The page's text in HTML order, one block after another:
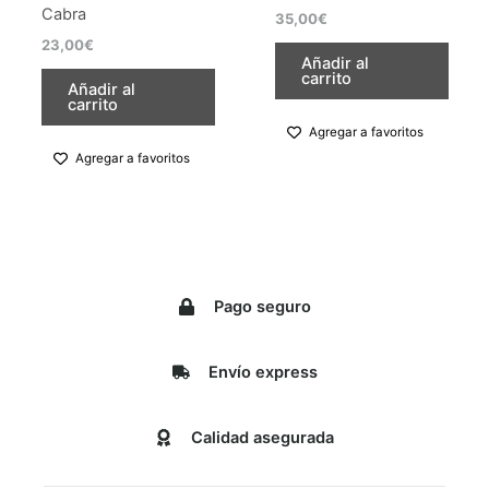
Cabra
23,00€
Añadir al
carrito
producto
Agregar a favoritos
35,00€
Añadir al
carrito
producto
Agregar a favoritos
Pago seguro
Envío express
Calidad asegurada